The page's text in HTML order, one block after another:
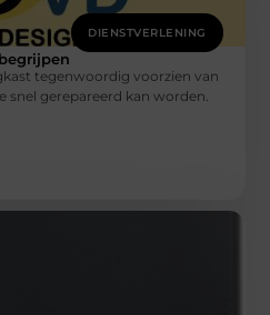
DIENSTVERLENING
tegenwoordig voorzien van
snel gerepareerd kan worden.